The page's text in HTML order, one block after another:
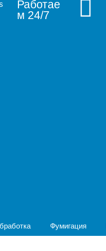
Работае
м 24/7
Фумигация